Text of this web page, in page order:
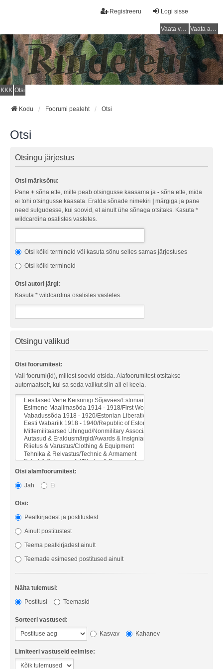
Logi sisse
Registreeru
Vaata vastamata teemasi Vaata aktiivseid teemasid
KKK Otsi
Kodu Foorumi pealeht Otsi
Otsi
Otsingu järjestus
Otsi märksõnu:
Pane + sõna ette, mille peab otsingusse kaasama ja - sõna ette, mida
ei tohi otsingusse kaasata. Eralda sõnade nimekiri
märgiga ja pane
need sulgudesse, kui soovid, et ainult ühe sõnaga otsitaks. Kasuta *
wildcardina osalistes vastetes.
Otsi kõiki termineid või kasuta sõnu selles samas järjestuses
Otsi kõiki termineid
Otsi autori järgi:
Kasuta * wildcardina osalistes vastetes.
Otsingu valikud
Otsi foorumitest:
Vali foorumi(id), millest soovid otsida. Alafoorumitest otsitakse
automaatselt, kui sa seda valikut siin all ei keela.
Otsi alamfoorumitest:
Jah
Ei
Otsi:
Pealkirjadest ja postitustest
Ainult postitustest
Teema pealkirjadest ainult
Teemade esimesed postitused ainult
Näita tulemusi:
Postitusi
Teemasid
Sorteeri vastused:
Kasvav
Kahanev
Limiteeri vastuseid eelmise: